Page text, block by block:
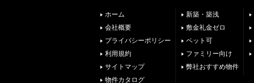
ホーム
会社概要
プライバシーポリシー
利用規約
サイトマップ
物件カタログ
新築・築浅
敷金礼金ゼロ
ペット可
ファミリー向け
弊社おすすめ物件